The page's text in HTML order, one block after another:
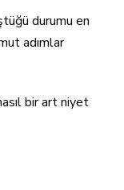
durumu en
adımlar
bir art niyet